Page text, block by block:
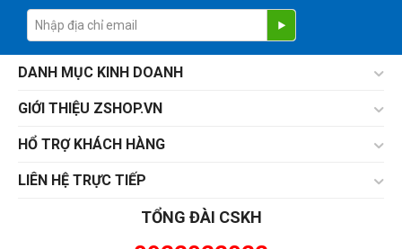
DANH MỤC KINH DOANH
GIỚI THIỆU ZSHOP.VN
HỔ TRỢ KHÁCH HÀNG
LIÊN HỆ TRỰC TIẾP
TỔNG ĐÀI CSKH